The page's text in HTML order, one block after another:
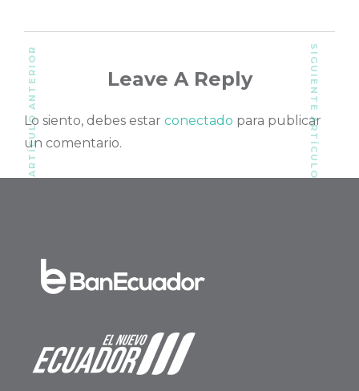
Leave A Reply
Lo siento, debes estar conectado para publicar
un comentario.
ARTÍCULO ANTERIOR SIGUIENTE ARTÍCULO